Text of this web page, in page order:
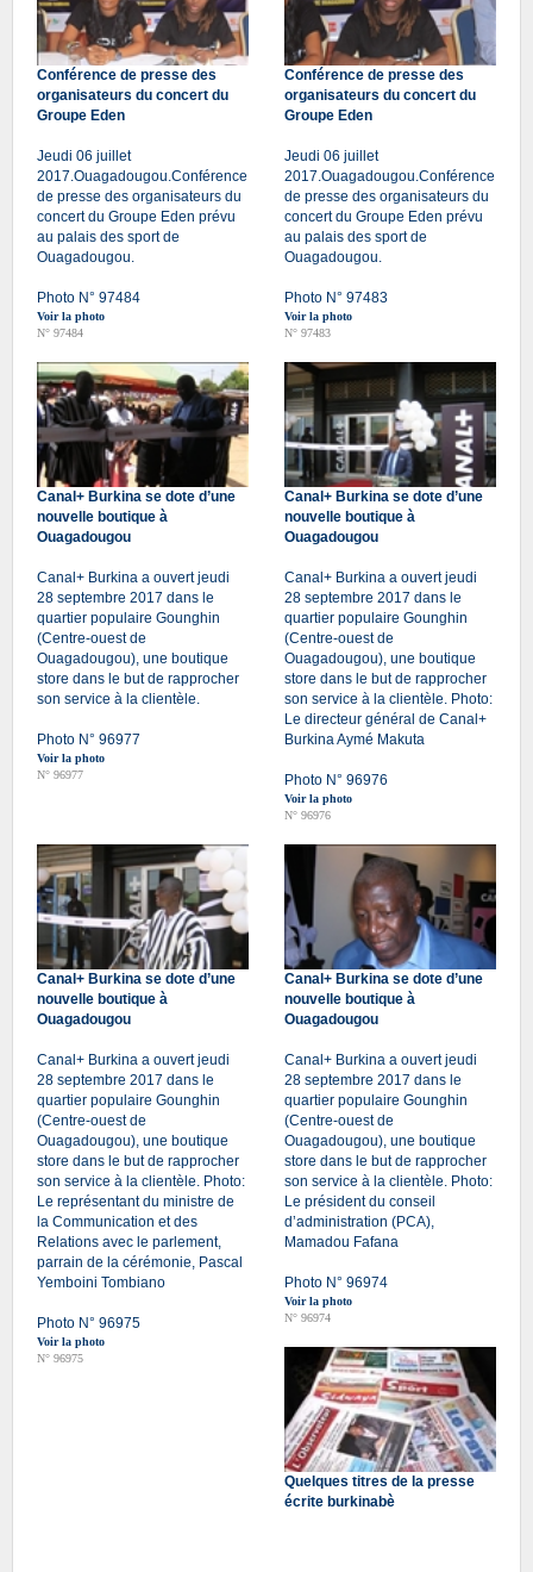
Conférence de presse des
organisateurs du concert du
Groupe Eden
Jeudi 06 juillet
2017.Ouagadougou.Conférence
de presse des organisateurs du
concert du Groupe Eden prévu
au palais des sport de
Ouagadougou.
Photo N° 97484
Voir la photo
N° 97484
Conférence de presse des
organisateurs du concert du
Groupe Eden
Jeudi 06 juillet
2017.Ouagadougou.Conférence
de presse des organisateurs du
concert du Groupe Eden prévu
au palais des sport de
Ouagadougou.
Photo N° 97483
Voir la photo
N° 97483
Canal+ Burkina se dote d’une
nouvelle boutique à
Ouagadougou
Canal+ Burkina a ouvert jeudi
28 septembre 2017 dans le
quartier populaire Gounghin
(Centre-ouest de
Ouagadougou), une boutique
store dans le but de rapprocher
son service à la clientèle.
Photo N° 96977
Voir la photo
N° 96977
Canal+ Burkina se dote d’une
nouvelle boutique à
Ouagadougou
Canal+ Burkina a ouvert jeudi
28 septembre 2017 dans le
quartier populaire Gounghin
(Centre-ouest de
Ouagadougou), une boutique
store dans le but de rapprocher
son service à la clientèle. Photo:
Le directeur général de Canal+
Burkina Aymé Makuta
Photo N° 96976
Voir la photo
N° 96976
Canal+ Burkina se dote d’une
nouvelle boutique à
Ouagadougou
Canal+ Burkina a ouvert jeudi
28 septembre 2017 dans le
quartier populaire Gounghin
(Centre-ouest de
Ouagadougou), une boutique
store dans le but de rapprocher
son service à la clientèle. Photo:
Le représentant du ministre de
la Communication et des
Relations avec le parlement,
parrain de la cérémonie, Pascal
Yemboini Tombiano
Photo N° 96975
Voir la photo
N° 96975
Canal+ Burkina se dote d’une
nouvelle boutique à
Ouagadougou
Canal+ Burkina a ouvert jeudi
28 septembre 2017 dans le
quartier populaire Gounghin
(Centre-ouest de
Ouagadougou), une boutique
store dans le but de rapprocher
son service à la clientèle. Photo:
Le président du conseil
d’administration (PCA),
Mamadou Fafana
Photo N° 96974
Voir la photo
N° 96974
Quelques titres de la presse
écrite burkinabè